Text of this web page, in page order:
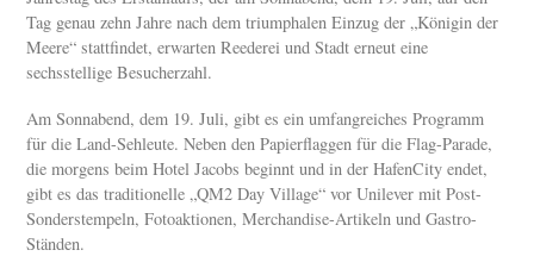
Tag genau zehn Jahre nach dem triumphalen Einzug der „Königin der
Meere“ stattfindet, erwarten Reederei und Stadt erneut eine
sechsstellige Besucherzahl.
Am Sonnabend, dem 19. Juli, gibt es ein umfangreiches Programm
für die Land-Sehleute. Neben den Papierflaggen für die Flag-Parade,
die morgens beim Hotel Jacobs beginnt und in der HafenCity endet,
gibt es das traditionelle „QM2 Day Village“ vor Unilever mit Post-
Sonderstempeln, Fotoaktionen, Merchandise-Artikeln und Gastro-
Ständen.